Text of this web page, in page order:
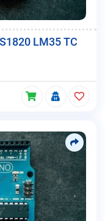
LM35 TC